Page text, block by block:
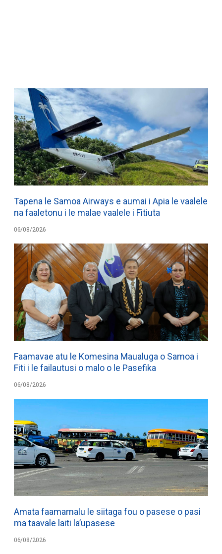
Tapena le Samoa Airways e aumai i Apia le vaalele
na faaletonu i le malae vaalele i Fitiuta
06/08/2026
Faamavae atu le Komesina Maualuga o Samoa i
Fiti i le failautusi o malo o le Pasefika
06/08/2026
Amata faamamalu le siitaga fou o pasese o pasi
ma taavale laiti la’upasese
06/08/2026